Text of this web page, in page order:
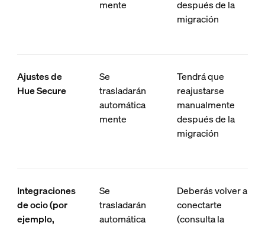
mente
después de la
migración
Ajustes de
Hue Secure
Se
trasladarán
automática
mente
Tendrá que
reajustarse
manualmente
después de la
migración
Integraciones
de ocio (por
ejemplo,
Se
trasladarán
automática
Deberás volver a
conectarte
(consulta la